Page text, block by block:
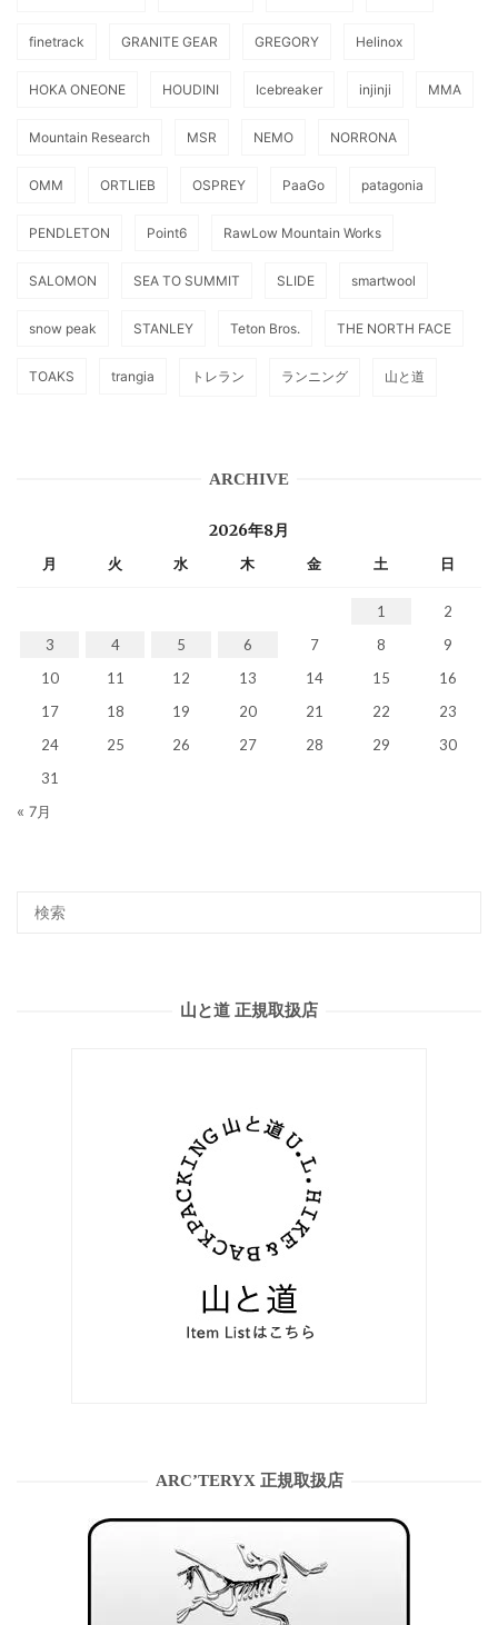
finetrack GRANITE GEAR GREGORY Helinox
HOKA ONEONE HOUDINI Icebreaker injinji MMA
Mountain Research MSR NEMO NORRONA
OMM ORTLIEB OSPREY PaaGo patagonia
PENDLETON Point6 RawLow Mountain Works
SALOMON SEA TO SUMMIT SLIDE smartwool
snow peak STANLEY Teton Bros. THE NORTH FACE
TOAKS trangia トレラン ランニング 山と道
ARCHIVE
2026年8月
月 火 水 木 金 土 日
1
2
3
4 5 6 7 8
9
10
11 12 13 14 15
16
17
18 19 20 21 22
23
24
25 26 27 28 29
30
31
« 7月
山と道 正規取扱店
ARC’TERYX 正規取扱店